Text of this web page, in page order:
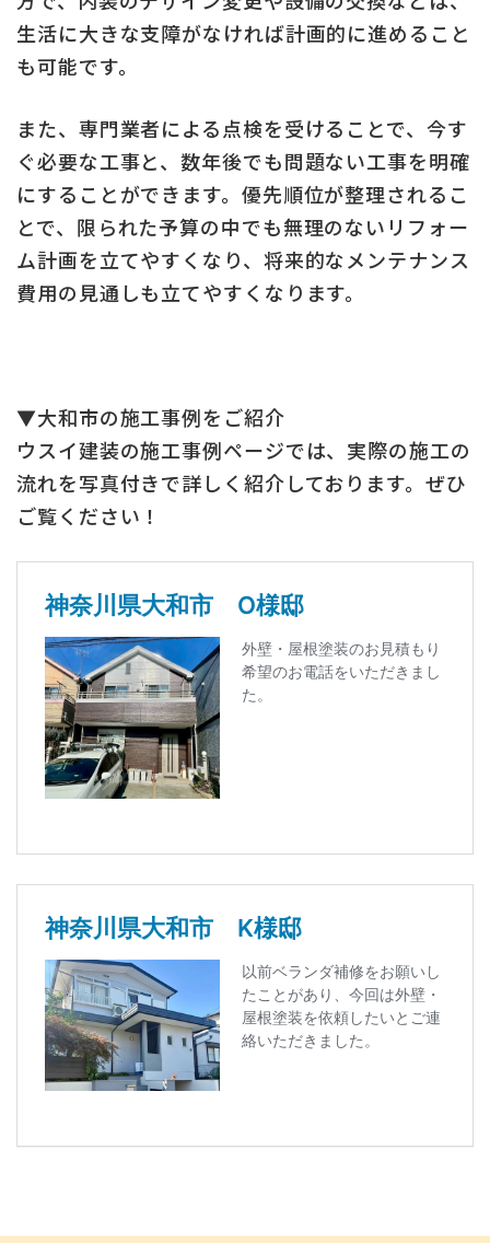
生活に大きな支障がなければ計画的に進めること
も可能です。
また、専門業者による点検を受けることで、今す
ぐ必要な工事と、数年後でも問題ない工事を明確
にすることができます。優先順位が整理されるこ
とで、限られた予算の中でも無理のないリフォー
ム計画を立てやすくなり、将来的なメンテナンス
費用の見通しも立てやすくなります。
▼大和市の施工事例をご紹介
ウスイ建装の施工事例ページでは、実際の施工の
流れを写真付きで詳しく紹介しております。ぜひ
ご覧ください！